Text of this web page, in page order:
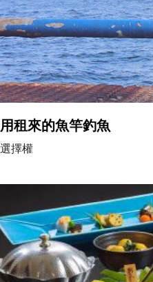
用租來的魚竿釣魚
選擇權